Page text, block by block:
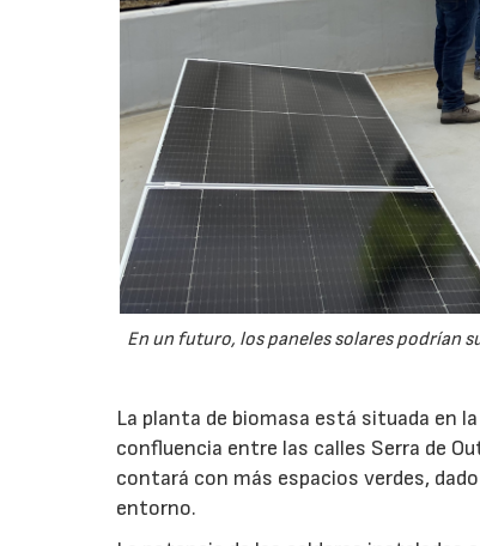
En un futuro, los paneles solares podrían
La planta de biomasa está situada en
confluencia entre las calles Serra de
contará con más espacios verdes,
entorno.